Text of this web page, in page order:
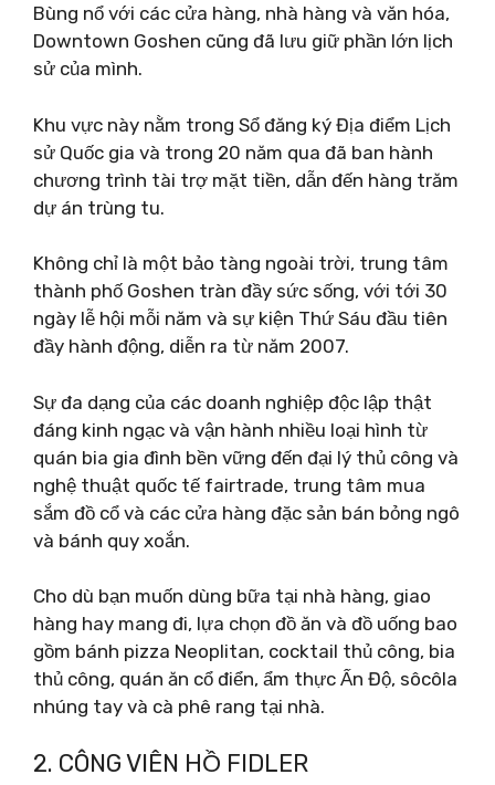
Bùng nổ với các cửa hàng, nhà hàng và văn hóa,
Downtown Goshen cũng đã lưu giữ phần lớn lịch
sử của mình.
Khu vực này nằm trong Sổ đăng ký Địa điểm Lịch
sử Quốc gia và trong 20 năm qua đã ban hành
chương trình tài trợ mặt tiền, dẫn đến hàng trăm
dự án trùng tu.
Không chỉ là một bảo tàng ngoài trời, trung tâm
thành phố Goshen tràn đầy sức sống, với tới 30
ngày lễ hội mỗi năm và sự kiện Thứ Sáu đầu tiên
đầy hành động, diễn ra từ năm 2007.
Sự đa dạng của các doanh nghiệp độc lập thật
đáng kinh ngạc và vận hành nhiều loại hình từ
quán bia gia đình bền vững đến đại lý thủ công và
nghệ thuật quốc tế fairtrade, trung tâm mua
sắm đồ cổ và các cửa hàng đặc sản bán bỏng ngô
và bánh quy xoắn.
Cho dù bạn muốn dùng bữa tại nhà hàng, giao
hàng hay mang đi, lựa chọn đồ ăn và đồ uống bao
gồm bánh pizza Neoplitan, cocktail thủ công, bia
thủ công, quán ăn cổ điển, ẩm thực Ấn Độ, sôcôla
nhúng tay và cà phê rang tại nhà.
2. CÔNG VIÊN HỒ FIDLER